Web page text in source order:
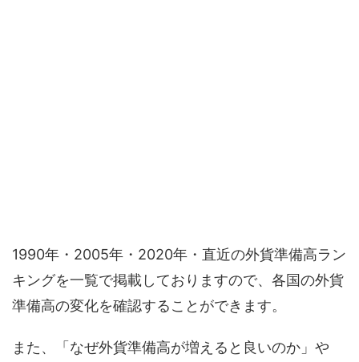
1990年・2005年・2020年・直近の外貨準備高ラン
キングを一覧で掲載しておりますので、各国の外貨
準備高の変化を確認することができます。
また、「なぜ外貨準備高が増えると良いのか」や